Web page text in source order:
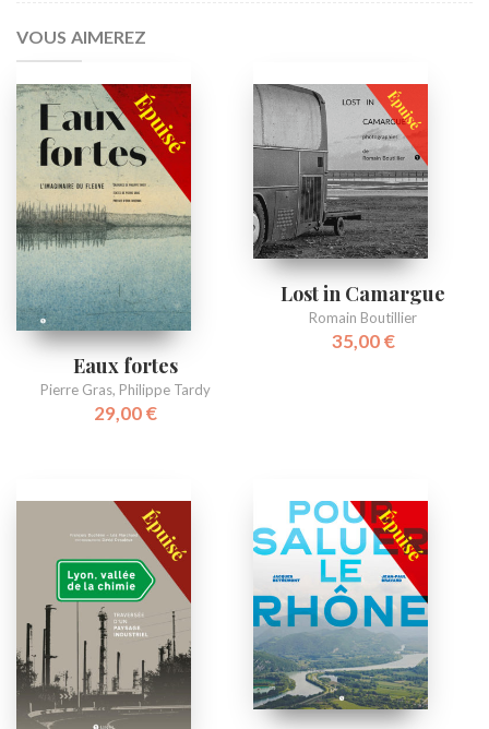
VOUS AIMEREZ
Eaux fortes
Pierre Gras, Philippe Tardy
29,00€
Lost in Camargue
Romain Boutillier
35,00€